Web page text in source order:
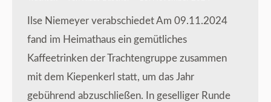
Ilse Niemeyer verabschiedet Am 09.11.2024
fand im Heimathaus ein gemütliches
Kaffeetrinken der Trachtengruppe zusammen
mit dem Kiepenkerl statt, um das Jahr
gebührend abzuschließen. In geselliger Runde